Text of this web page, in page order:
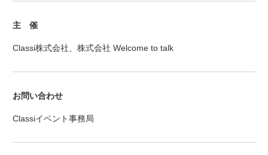
主 催
Classi株式会社、株式会社 Welcome to talk
お問い合わせ
Classiイベント事務局